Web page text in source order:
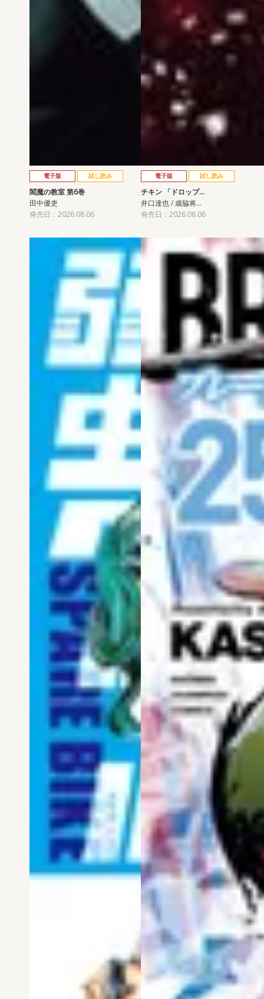
電子版 試し読み
閻魔の教室 第6巻
田中優吏
発売日：2026.08.06
電子版 試し読み
チキン 「ドロップ…
井口達也 / 歳脇将…
発売日：2026.08.06